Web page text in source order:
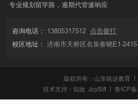
专业规划留学路，逾期代管速响应
咨询电话： 13805317512
点击拨打
校区地址： 济南市天桥区名泉春晓E1-2415
版权所有：山东铭达教育
技术支持： 知效 JoySift 鲁ICP